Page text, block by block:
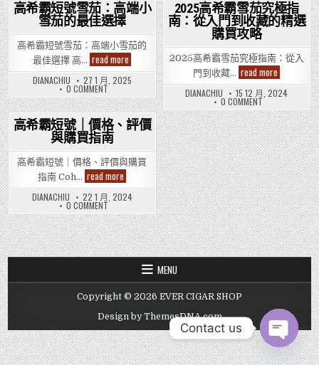
Posted
in
高希霸短號雪茄：高端小
雪茄的最佳選擇
高希霸短號雪茄：高端小雪茄的
最佳選擇 高… read more
希
霸
短
號
雪
茄：
高
端
雪
茄
的
佳
選
DIANACHIU 27 1 月, 2025
0 COMMENTON
高
希
霸
短
號
雪
茄：
高
端
小
雪
茄
的
佳
選
擇
Posted
in
2025高希霸雪茄究極指
南：從入門到收藏的精選
購買攻略
2025高希霸雪茄究極指南：從入
門到收藏… read more
高
希
霸
雪
茄
究
極
指
南：
從
入
門
到
收
藏
的
精
選
購
買
DIANACHIU 15 12 月, 2024
0 COMMENTON
2025
高
希
霸
雪
茄
究
極
指
南：
從
入
門
到
收
藏
的
精
買
Posted
in
高希霸短號｜價格、評價
與購買指南
高希霸短號｜價格、評價與購買
指南 Coh… read more
希
霸
短
號
｜
價
格、
評
價
買
指
DIANACHIU 22 1 月, 2024
0 COMMENTON
高
希
霸
短
號
｜
評
價
與
買
南
MENU
Copyright © 2026 EVER CIGAR SHOP
Design by ThemesDNA.com
Contact us
OPEN